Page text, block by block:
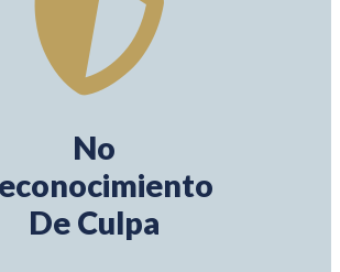
No
De Culpa